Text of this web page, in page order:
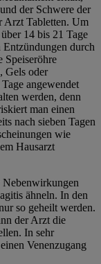
der Schwere der
Arzt Tabletten. Um
14 bis 21 Tage
durch
Speiseröhre
Gels oder
angewendet
werden, denn
man einen
nach sieben Tagen
wie
Hausarzt
ähneln. In den
so geheilt werden.
der Arzt die
In sehr
Venenzugang